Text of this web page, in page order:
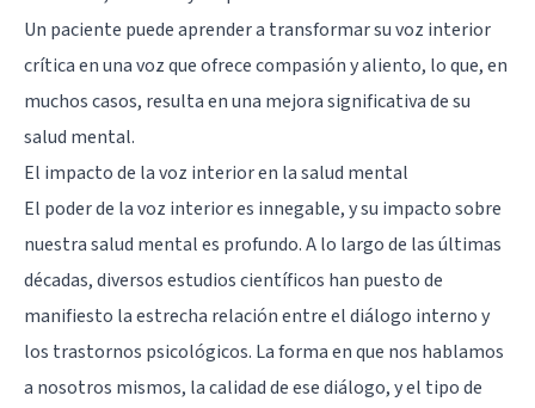
Un paciente puede aprender a transformar su voz interior
crítica en una voz que ofrece compasión y aliento, lo que, en
muchos casos, resulta en una mejora significativa de su
salud mental.
El impacto de la voz interior en la salud mental
El poder de la voz interior es innegable, y su impacto sobre
nuestra salud mental es profundo. A lo largo de las últimas
décadas, diversos estudios científicos han puesto de
manifiesto la estrecha relación entre el diálogo interno y
los trastornos psicológicos. La forma en que nos hablamos
a nosotros mismos, la calidad de ese diálogo, y el tipo de